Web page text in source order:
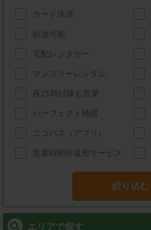
カード決済
給油可能
宅配レンタカー
マンスリーレンタル
夜21時以降も営業
パーフェクト補償
ニコパス（アプリ）
営業時間外返却サービス
絞り込む
エリアで探す